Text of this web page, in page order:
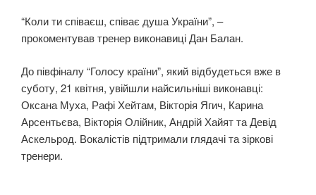
“Коли ти співаєш, співає душа України”, –
прокоментував тренер виконавиці Дан Балан.
До півфіналу “Голосу країни”, який відбудеться вже в
суботу, 21 квітня, увійшли найсильніші виконавці:
Оксана Муха, Рафі Хейтам, Вікторія Ягич, Карина
Арсентьєва, Вікторія Олійник, Андрій Хайят та Девід
Аскельрод. Вокалістів підтримали глядачі та зіркові
тренери.